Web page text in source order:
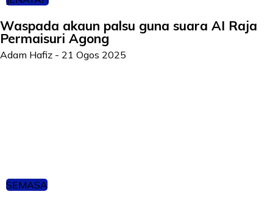
Waspada akaun palsu guna suara AI Raja
Permaisuri Agong
Adam Hafiz - 21 Ogos 2025
SEMASA